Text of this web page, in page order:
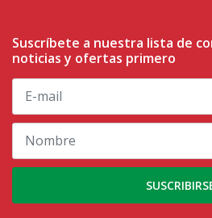
Suscríbete a nuestra lista de
noticias y ofertas primero